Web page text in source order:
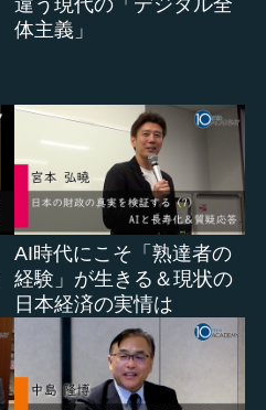
体主義」
AI時代にこそ「熟達者の
経験」が生きる＆現状の
日本経済の実情は